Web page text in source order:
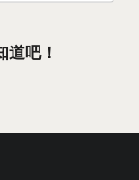
道吧！